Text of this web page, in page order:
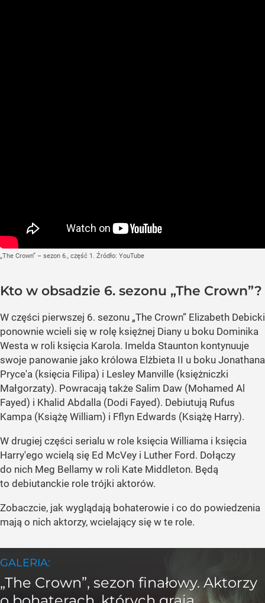
„The Crown” – sezon 6., część 1. Źródło: YouTube
Kto w obsadzie 6. sezonu „The Crown”?
W części pierwszej 6. sezonu „The Crown” Elizabeth Debicki
ponownie wcieli się w rolę księżnej Diany u boku Dominika
Westa w roli księcia Karola. Imelda Staunton kontynuuje
swoje panowanie jako królowa Elżbieta II u boku Jonathana
Pryce'a (księcia Filipa) i Lesley Manville (księżniczki
Małgorzaty). Powracają także Salim Daw (Mohamed Al
Fayed) i Khalid Abdalla (Dodi Fayed). Debiutują Rufus
Kampa (Książę William) i Fflyn Edwards (Książę Harry).
W drugiej części serialu w role księcia Williama i księcia
Harry'ego wcielą się Ed McVey i Luther Ford. Dołączy
do nich Meg Bellamy w roli Kate Middleton. Będą
to debiutanckie role trójki aktorów.
Zobaczcie, jak wyglądają bohaterowie i co do powiedzenia
mają o nich aktorzy, wcielający się w te role.